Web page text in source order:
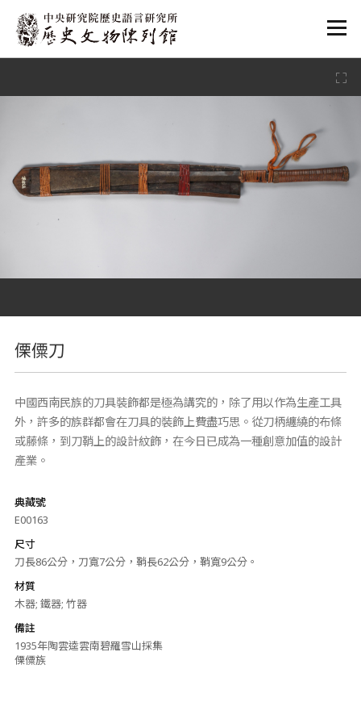
:::
傈僳刀
中國西南民族的刀具裝飾都是極為講究的，除了用以作為生產工具
外，許多的族群都會在刀具的裝飾上費盡巧思。從刀柄纏繞的布條
或藤條，到刀鞘上的設計紋飾，在今日已成為一種創意加值的設計
產業。
典藏號
E00163
尺寸
刀長86公分，刀寬7公分，鞘長62公分，鞘寬9公分。
材質
木器; 鐵器; 竹器
備註
1935年陶雲逵雲南碧羅雪山採集
傈僳族